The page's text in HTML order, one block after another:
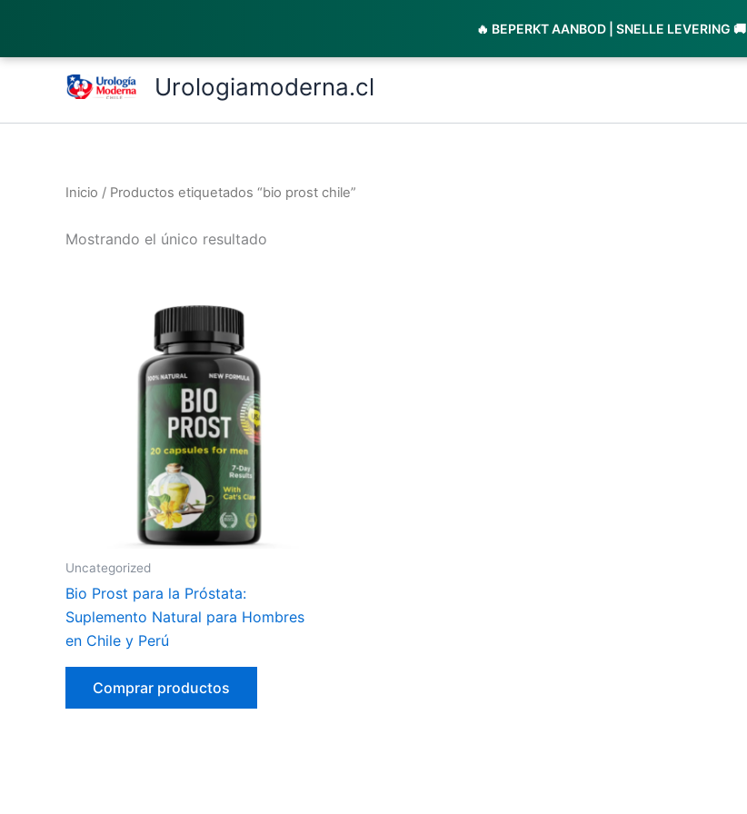
🔥 BEPERKT AANBOD | SNELLE LEVERING 🚚
contenido
Urologiamoderna.cl
Inicio / Productos etiquetados “bio prost chile”
Mostrando el único resultado
Uncategorized
Bio Prost para la Próstata:
Suplemento Natural para Hombres
en Chile y Perú
Comprar productos